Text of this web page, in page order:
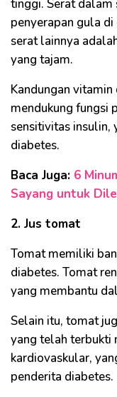
tinggi. Serat
penyerapan gula
serat lainnya
yang tajam.
Kandungan
mendukung fungsi
sensitivitas insulin,
diabetes.
Baca Juga: 6
Sayang untuk
2. Jus tomat
Tomat memiliki
diabetes. Tomat
yang membantu
Selain itu, tomat
yang telah terbukti
kardiovaskular,
penderita diabetes.